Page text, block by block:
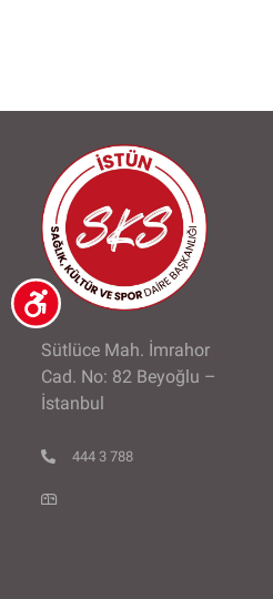
Sütlüce Mah. İmrahor
Cad. No: 82 Beyoğlu –
İstanbul
444 3 788